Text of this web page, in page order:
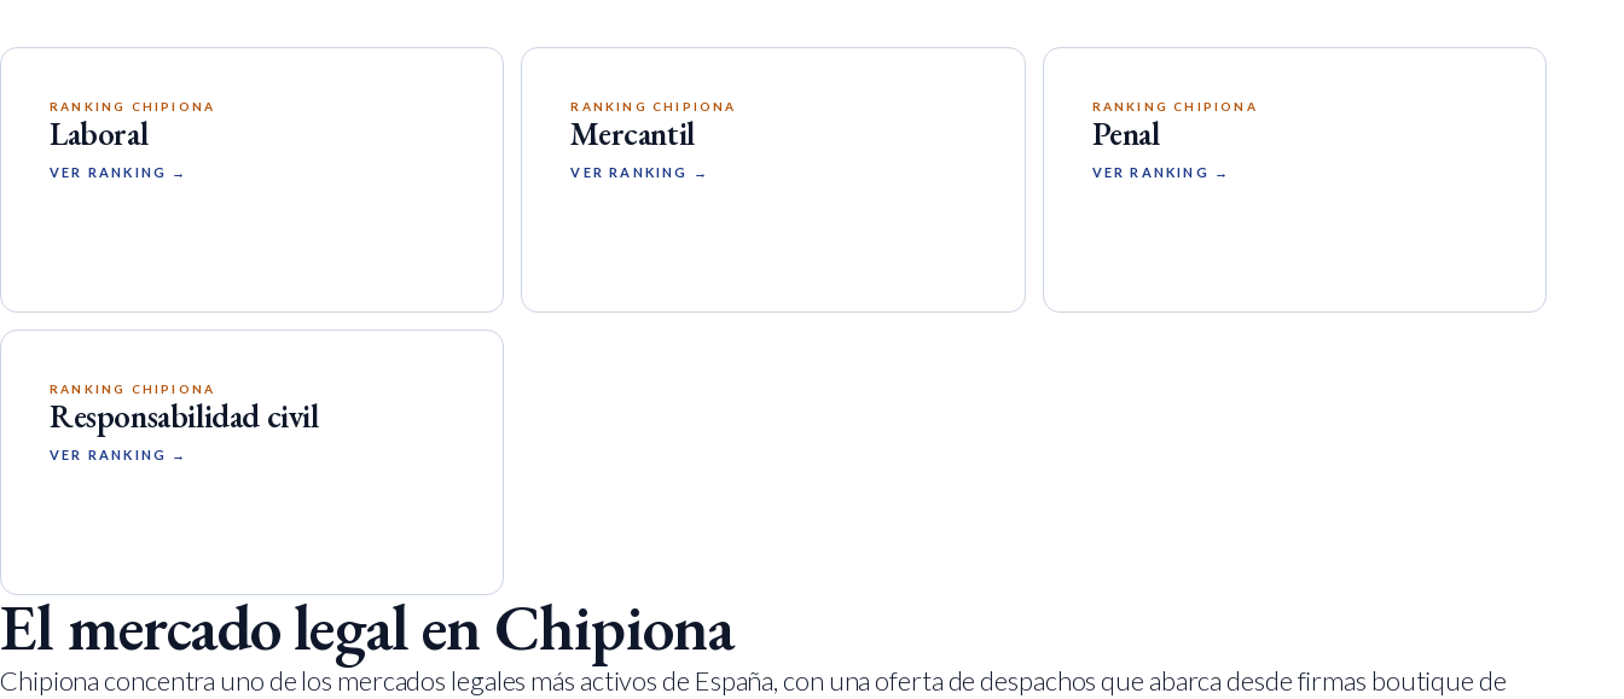
RANKING CHIPIONA
Laboral
VER RANKING →
RANKING CHIPIONA
Mercantil
VER RANKING →
RANKING CHIPIONA
Penal
VER RANKING →
RANKING CHIPIONA
Responsabilidad civil
VER RANKING →
El mercado legal en Chipiona
Chipiona concentra uno de los mercados legales más activos de España, con una oferta de despachos que abarca desde firmas boutique de